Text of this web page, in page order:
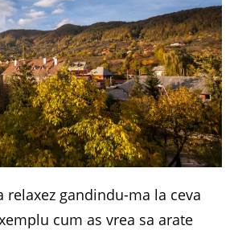
relaxez gandindu-ma la ceva
cum as vrea sa arate